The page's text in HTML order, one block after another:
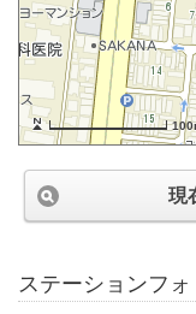
現
ステーションフ